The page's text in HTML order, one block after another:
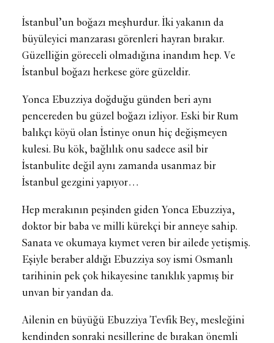
İstanbul’un boğazı meşhurdur. İki yakanın da
büyüleyici manzarası görenleri hayran bırakır.
Güzelliğin göreceli olmadığına inandım hep. Ve
İstanbul boğazı herkese göre güzeldir.
Yonca Ebuzziya doğduğu günden beri aynı
pencereden bu güzel boğazı izliyor. Eski bir Rum
balıkçı köyü olan İstinye onun hiç değişmeyen
kulesi. Bu kök, bağlılık onu sadece asil bir
İstanbulite değil aynı zamanda usanmaz bir
İstanbul gezgini yapıyor…
Hep merakının peşinden giden Yonca Ebuzziya,
doktor bir baba ve milli kürekçi bir anneye sahip.
Sanata ve okumaya kıymet veren bir ailede yetişmiş.
Eşiyle beraber aldığı Ebuzziya soy ismi Osmanlı
tarihinin pek çok hikayesine tanıklık yapmış bir
unvan bir yandan da.
Ailenin en büyüğü Ebuzziya Tevfik Bey, mesleğini
kendinden sonraki nesillerine de bırakan önemli